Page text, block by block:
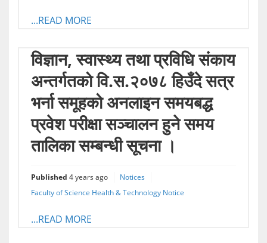
...READ MORE
विज्ञान, स्वास्थ्य तथा प्रविधि संकाय
अन्तर्गतको वि.स.२०७८ हिउँदे सत्र
भर्ना समूहको अनलाइन समयबद्ध
प्रवेश परीक्षा सञ्चालन हुने समय
तालिका सम्बन्धी सूचना ।
Published 4 years ago
Notices
Faculty of Science Health & Technology Notice
...READ MORE